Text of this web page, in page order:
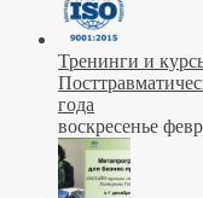
Тренинги и
года
воскресенье